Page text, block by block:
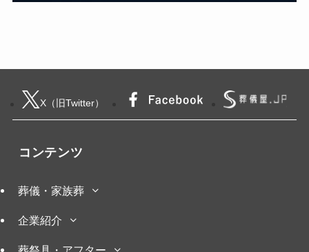
X（旧Twitter）
コンテンツ
葬儀・家族葬
企業紹介